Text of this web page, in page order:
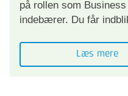
på rollen som
indebærer. Du får
Læs mere